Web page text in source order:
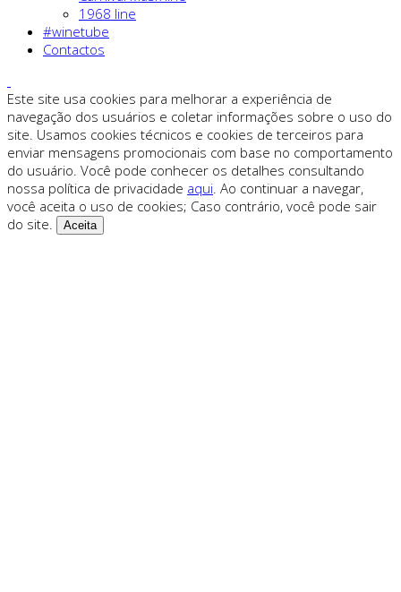
1968 line
#winetube
Contactos
Este site usa cookies para melhorar a experiência de
navegação dos usuários e coletar informações sobre o uso do
site. Usamos cookies técnicos e cookies de terceiros para
enviar mensagens promocionais com base no comportamento
do usuário. Você pode conhecer os detalhes consultando
nossa política de privacidade aqui. Ao continuar a navegar,
você aceita o uso de cookies; Caso contrário, você pode sair
do site.
Aceita